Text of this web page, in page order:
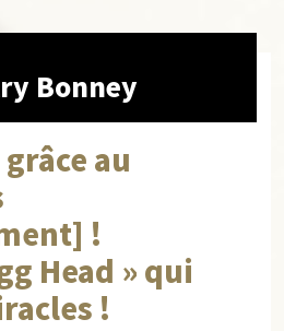
Bonney
au
!
Head » qui
!